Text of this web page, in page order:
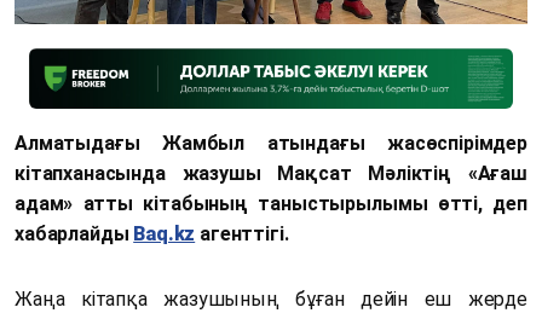
Алматыдағы Жамбыл атындағы жасөспірімдер
кітапханасында жазушы Мақсат Мәліктің «Ағаш
адам» атты кітабының таныстырылымы өтті, деп
хабарлайды Baq.kz агенттігі.
Жаңа кітапқа жазушының бұған дейін еш жерде